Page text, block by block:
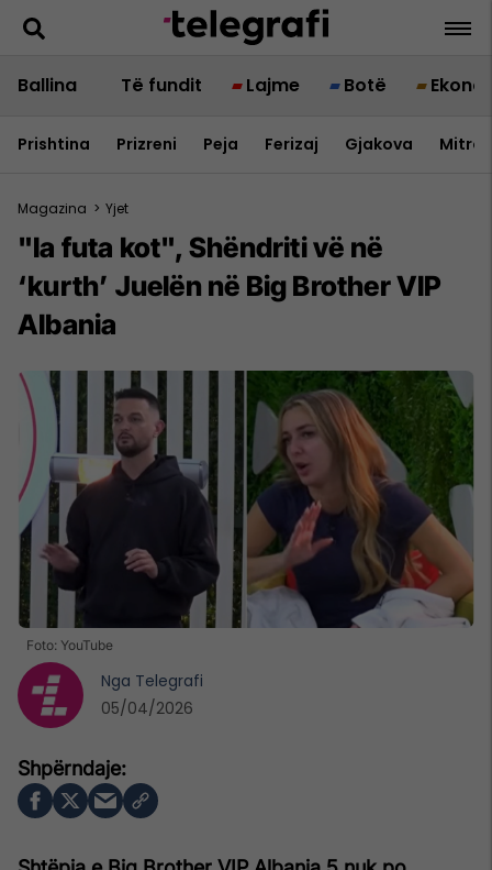
Ballina Të fundit Lajme Botë
Prishtina Prizreni Peja Ferizaj Gjakova
Magazina > Yjet
"Ia futa kot", Shëndriti vë në
‘kurth’ Juelën në Big Brother VIP
Albania
Foto: YouTube
Nga Telegrafi
05/04/2026